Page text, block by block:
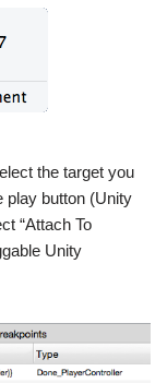
the target you
play button (Unity
“Attach To
Unity